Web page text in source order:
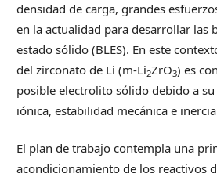
densidad de carga, grandes
en la actualidad para desarrollar las
estado sólido (BLES). En este
del zirconato de Li (m-Li2ZrO3) es
posible electrolito sólido debido a
iónica, estabilidad mecánica e
El plan de trabajo contempla una
acondicionamiento de los reactivos